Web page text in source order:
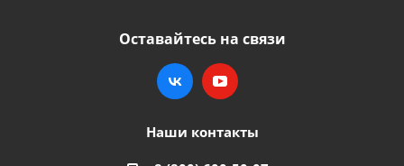
Оставайтесь на связи
Наши контакты